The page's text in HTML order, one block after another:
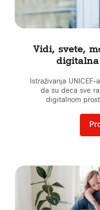
Vidi, svete,
Istraživanja
da su deca sve
digitalnom